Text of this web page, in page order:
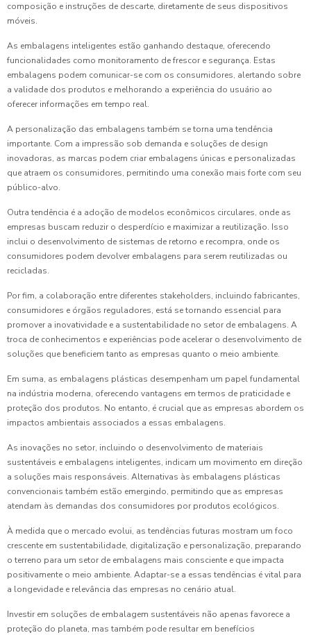
composição e instruções de descarte, diretamente de seus dispositivos
móveis.
As embalagens inteligentes estão ganhando destaque, oferecendo
funcionalidades como monitoramento de frescor e segurança. Estas
embalagens podem comunicar-se com os consumidores, alertando sobre
a validade dos produtos e melhorando a experiência do usuário ao
oferecer informações em tempo real.
A personalização das embalagens também se torna uma tendência
importante. Com a impressão sob demanda e soluções de design
inovadoras, as marcas podem criar embalagens únicas e personalizadas
que atraem os consumidores, permitindo uma conexão mais forte com seu
público-alvo.
Outra tendência é a adoção de modelos econômicos circulares, onde as
empresas buscam reduzir o desperdício e maximizar a reutilização. Isso
inclui o desenvolvimento de sistemas de retorno e recompra, onde os
consumidores podem devolver embalagens para serem reutilizadas ou
recicladas.
Por fim, a colaboração entre diferentes stakeholders, incluindo fabricantes,
consumidores e órgãos reguladores, está se tornando essencial para
promover a inovatividade e a sustentabilidade no setor de embalagens. A
troca de conhecimentos e experiências pode acelerar o desenvolvimento de
soluções que beneficiem tanto as empresas quanto o meio ambiente.
Em suma, as embalagens plásticas desempenham um papel fundamental
na indústria moderna, oferecendo vantagens em termos de praticidade e
proteção dos produtos. No entanto, é crucial que as empresas abordem os
impactos ambientais associados a essas embalagens.
As inovações no setor, incluindo o desenvolvimento de materiais
sustentáveis e embalagens inteligentes, indicam um movimento em direção
a soluções mais responsáveis. Alternativas às embalagens plásticas
convencionais também estão emergindo, permitindo que as empresas
atendam às demandas dos consumidores por produtos ecológicos.
À medida que o mercado evolui, as tendências futuras mostram um foco
crescente em sustentabilidade, digitalização e personalização, preparando
o terreno para um setor de embalagens mais consciente e que impacta
positivamente o meio ambiente. Adaptar-se a essas tendências é vital para
a longevidade e relevância das empresas no cenário atual.
Investir em soluções de embalagem sustentáveis não apenas favorece a
proteção do planeta, mas também pode resultar em benefícios